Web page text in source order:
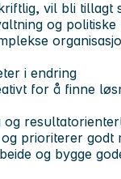
vil bli tillagt
og
i endring
for å finne
og
prioriterer godt
og bygge